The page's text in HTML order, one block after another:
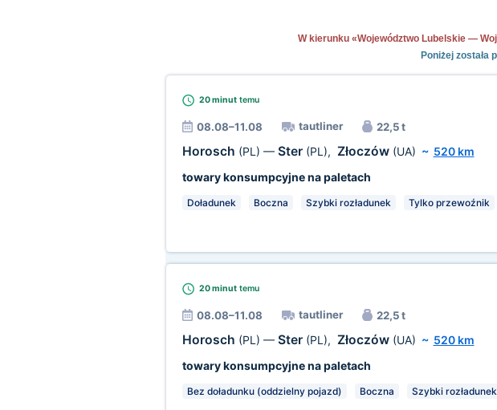
W kierunku «Województwo Lubelskie —
Poniżej
20 minuttemu
08.08–11.08 tautliner 22,5 t
Horosch (PL) — Ster (PL), Złoczów (UA) ~ 520 km
towary konsumpcyjne na paletach
Doładunek Boczna Szybki rozładunek Tylko przewoźnik
20 minuttemu
08.08–11.08 tautliner 22,5 t
Horosch (PL) — Ster (PL), Złoczów (UA) ~ 520 km
towary konsumpcyjne na paletach
Bez doładunku (oddzielny pojazd) Boczna Szybki rozładunek